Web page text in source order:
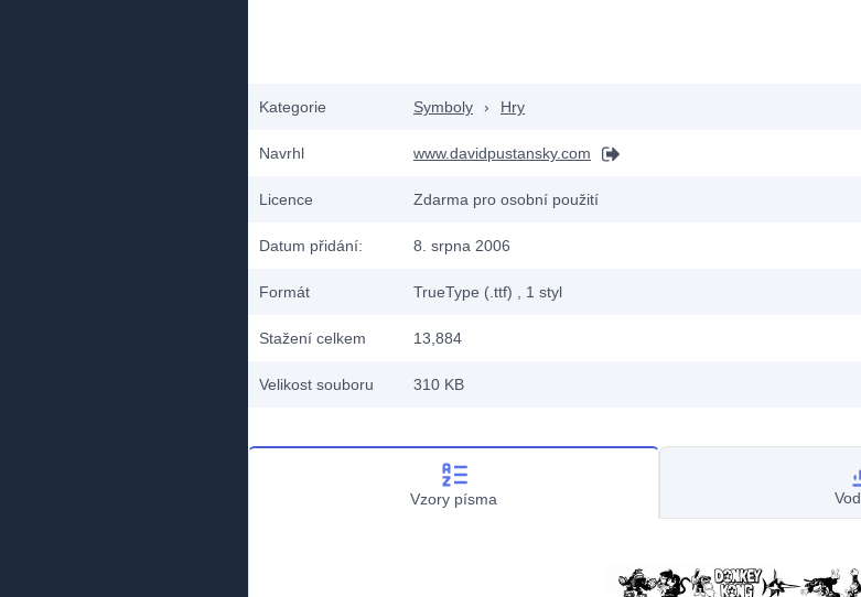
Kategorie Symboly › Hry
Navrhl www.davidpustansky.com
Licence Zdarma pro osobní použití
Datum přidání: 8. srpna 2006
Formát TrueType (.ttf) , 1 styl
Stažení celkem 13,884
Velikost souboru 310 KB
Vzory písma